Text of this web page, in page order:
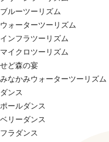
ブルーツーリズム
ウォーターツーリズム
インフラツーリズム
マイクロツーリズム
せど森の宴
みなかみウォーターツーリズム
ダンス
ポールダンス
ベリーダンス
フラダンス